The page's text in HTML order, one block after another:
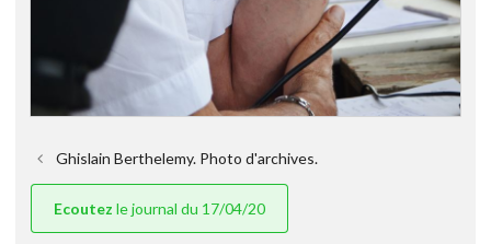
Ghislain Berthelemy. Photo d'archives.
Ecoutez le journal du 17/04/20